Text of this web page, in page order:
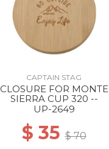
CAPTAIN STAG
CLOSURE FOR MONTE
SIERRA CUP 320 --
UP-2649
$ 35$ 70